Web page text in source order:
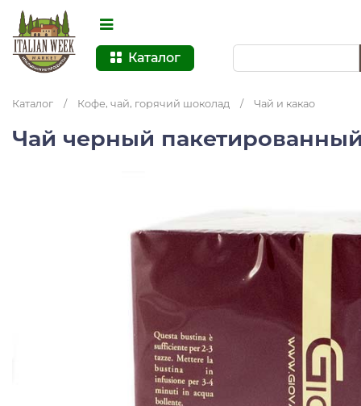
Каталог
Каталог / Кофе, чай, горячий шоколад / Чай и какао
Чай черный